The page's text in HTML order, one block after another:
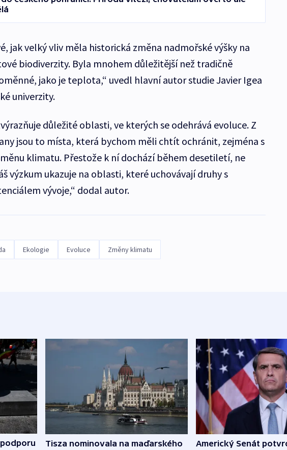
jak velký vliv měla historická změna nadmořské výšky na
biodiverzity. Byla mnohem důležitější než tradičně
jako je teplota,“ uvedl hlavní autor studie Javier Igea
univerzity.
důležité oblasti, ve kterých se odehrává evoluce. Z
jsou to místa, která bychom měli chtít ochránit, zejména s
klimatu. Přestože k ní dochází během desetiletí, ne
výzkum ukazuje na oblasti, které uchovávají druhy s
vývoje,“ dodal autor.
Ekologie Evoluce Změny klimatu
Tisza nominovala na maďarského
Americký Senát